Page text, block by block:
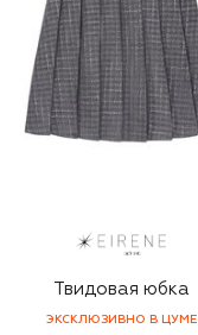
Твидовая юбка
ЭКСКЛЮЗИВНО В ЦУМЕ